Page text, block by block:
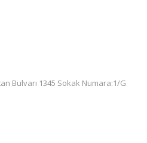
Bulvarı 1345 Sokak Numara:1/G